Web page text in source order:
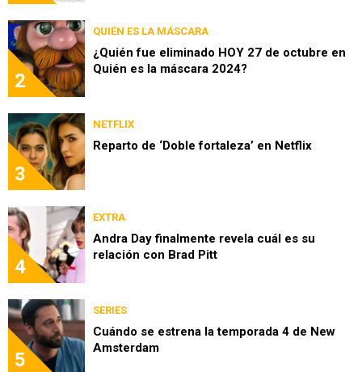
2
QUIÉN ES LA MÁSCARA
¿Quién fue eliminado HOY 27 de octubre en
Quién es la máscara 2024?
3
NETFLIX
Reparto de ‘Doble fortaleza’ en Netflix
4
EXTRA
Andra Day finalmente revela cuál es su
relación con Brad Pitt
5
SERIES
Cuándo se estrena la temporada 4 de New
Amsterdam